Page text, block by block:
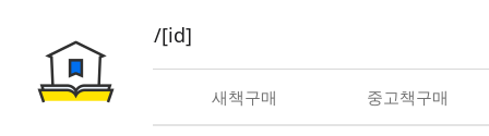
book/rent/[id]
대여 새책구매 중고책구매